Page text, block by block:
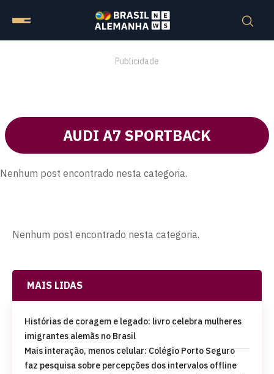
Publicidade
AUDI A7 SPORTBACK
Nenhum post encontrado nesta categoria.
Nenhum post encontrado nesta categoria.
MAIS LIDAS
Histórias de coragem e legado: livro celebra mulheres
imigrantes alemãs no Brasil
Mais interação, menos celular: Colégio Porto Seguro
faz pesquisa sobre percepções dos intervalos offline